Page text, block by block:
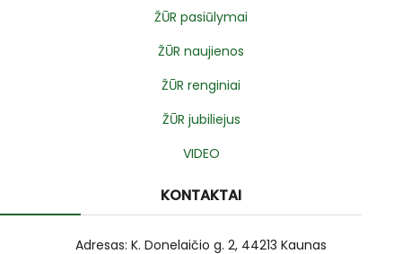
ŽŪR pasiūlymai
ŽŪR naujienos
ŽŪR renginiai
ŽŪR jubiliejus
VIDEO
KONTAKTAI
Adresas: K. Donelaičio g. 2, 44213 Kaunas